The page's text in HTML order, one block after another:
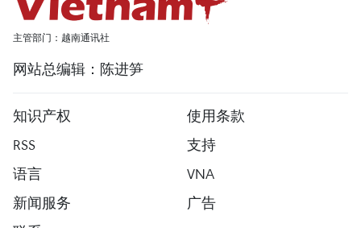
主管部门：越南通讯社
网站总编辑：陈进笋
知识产权
使用条款
RSS
支持
语言
VNA
新闻服务
广告